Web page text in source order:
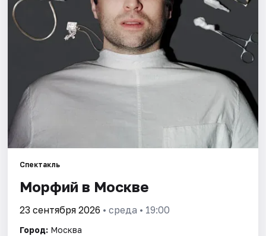
Артисты
Рейтинги
Спектакль
Морфий в Москве
23 сентября 2026 • среда • 19:00
Город: Москва